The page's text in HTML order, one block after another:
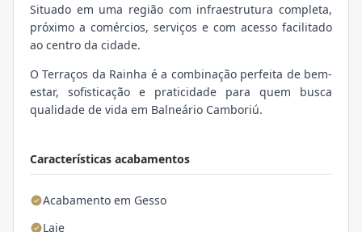
Características acabamentos
Acabamento em Gesso
Laje
Situado em uma região com infraestrutura completa,
próximo a comércios, serviços e com acesso facilitado
ao centro da cidade.
O Terraços da Rainha é a combinação perfeita de bem-
estar, sofisticação e praticidade para quem busca
qualidade de vida em Balneário Camboriú.